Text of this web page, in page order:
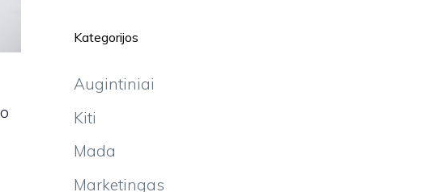
Kategorijos
Augintiniai
Kiti
Mada
Marketingas